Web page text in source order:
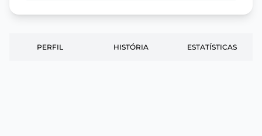
PERFIL HISTÓRIA ESTATÍSTICAS